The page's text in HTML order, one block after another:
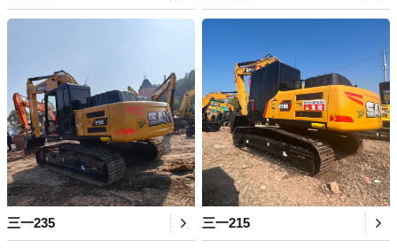
三一235 三一215